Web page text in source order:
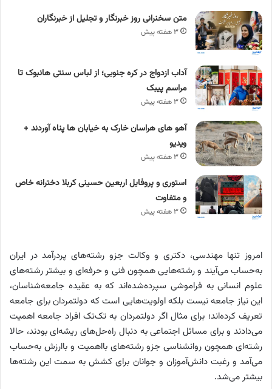
متن سخنرانی روز خبرنگار و تجلیل از خبرنگاران
۳ هفته پیش
آداب ازدواج در کره جنوبی؛ از لباس سنتی هانبوک تا
مراسم پیبک
۳ هفته پیش
آهو های هراسان خارک به خیابان ها پناه آوردند +
ویدیو
۳ هفته پیش
استوری و پروفایل اربعین حسینی کربلا دخترانه خاص
و متفاوت
۳ هفته پیش
امروز تنها مهندسی، دکتری و وکالت جزو رشته‌های پردرآمد در ایران
به‌حساب می‌آیند و رشته‌هایی همچون فنی‌ و حرفه‌ای و بیشتر رشته‌های
علوم انسانی به فراموشی سپرده‌شده‌اند که به عقیده جامعه‌شناسان،
این نیاز جامعه نیست بلکه اولویت‌هایی است که دولتمردان برای جامعه
تعریف کرده‌اند؛ برای مثال اگر دولتمردان به‌ تک‌تک افراد جامعه اهمیت
می‌دادند و برای مسائل اجتماعی به دنبال راه‌حل‌های ریشه‌ای بودند، حالا
رشته‌ای همچون روانشناسی جزو رشته‌های بااهمیت و باارزش به‌حساب
می‌آمد و رغبت دانش‌آموزان و جوانان برای کشش به سمت این رشته‌ها
بیشتر می‌شد.